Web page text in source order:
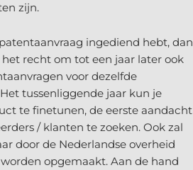
zijn.
ingediend hebt, dan
recht om tot een jaar later ook
voor dezelfde
tussenliggende jaar kun je
te finetunen, de eerste aandacht
/ klanten te zoeken. Ook zal
door de Nederlandse overheid
opgemaakt. Aan de hand